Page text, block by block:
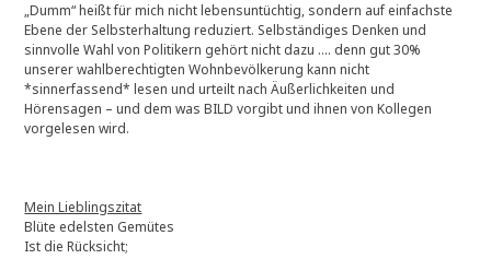
„Dumm“ heißt für mich nicht lebensuntüchtig, sondern auf einfachste
Ebene der Selbsterhaltung reduziert. Selbständiges Denken und
sinnvolle Wahl von Politikern gehört nicht dazu …. denn gut 30%
unserer wahlberechtigten Wohnbevölkerung kann nicht
*sinnerfassend* lesen und urteilt nach Äußerlichkeiten und
Hörensagen – und dem was BILD vorgibt und ihnen von Kollegen
vorgelesen wird.
Mein Lieblingszitat
Blüte edelsten Gemütes
Ist die Rücksicht;